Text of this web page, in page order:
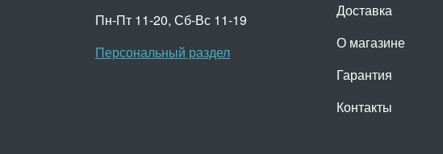
Доставка
О магазине
Гарантия
Контакты
Пн-Пт 11-20, Сб-Вс 11-19
Персональный раздел